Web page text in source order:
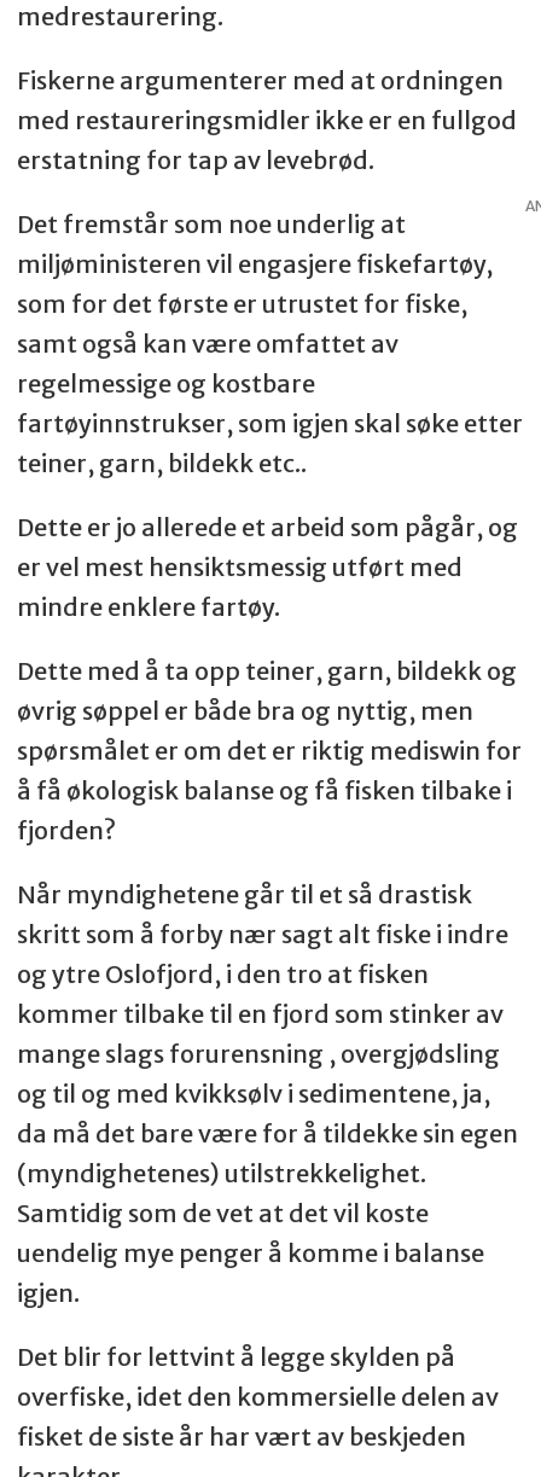
medrestaurering.
Fiskerne argumenterer med at ordningen
med restaureringsmidler ikke er en fullgod
erstatning for tap av levebrød.
Det fremstår som noe underlig at
miljøministeren vil engasjere fiskefartøy,
som for det første er utrustet for fiske,
samt også kan være omfattet av
regelmessige og kostbare
fartøyinnstrukser, som igjen skal søke etter
teiner, garn, bildekk etc..
Dette er jo allerede et arbeid som pågår, og
er vel mest hensiktsmessig utført med
mindre enklere fartøy.
Dette med å ta opp teiner, garn, bildekk og
øvrig søppel er både bra og nyttig, men
spørsmålet er om det er riktig mediswin for
å få økologisk balanse og få fisken tilbake i
fjorden?
Når myndighetene går til et så drastisk
skritt som å forby nær sagt alt fiske i indre
og ytre Oslofjord, i den tro at fisken
kommer tilbake til en fjord som stinker av
mange slags forurensning , overgjødsling
og til og med kvikksølv i sedimentene, ja,
da må det bare være for å tildekke sin egen
(myndighetenes) utilstrekkelighet.
Samtidig som de vet at det vil koste
uendelig mye penger å komme i balanse
igjen.
Det blir for lettvint å legge skylden på
overfiske, idet den kommersielle delen av
fisket de siste år har vært av beskjeden